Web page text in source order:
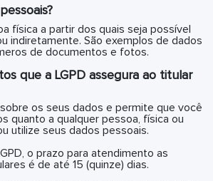
física a partir dos quais seja possível
indiretamente. São exemplos de dados
de documentos e fotos.
que a LGPD assegura ao titular
os seus dados e permite que você
quanto a qualquer pessoa, física ou
utilize seus dados pessoais.
o prazo para atendimento as
é de até 15 (quinze) dias.